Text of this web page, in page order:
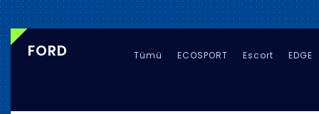
FORD Tümü ECOSPORT Escort EDGE